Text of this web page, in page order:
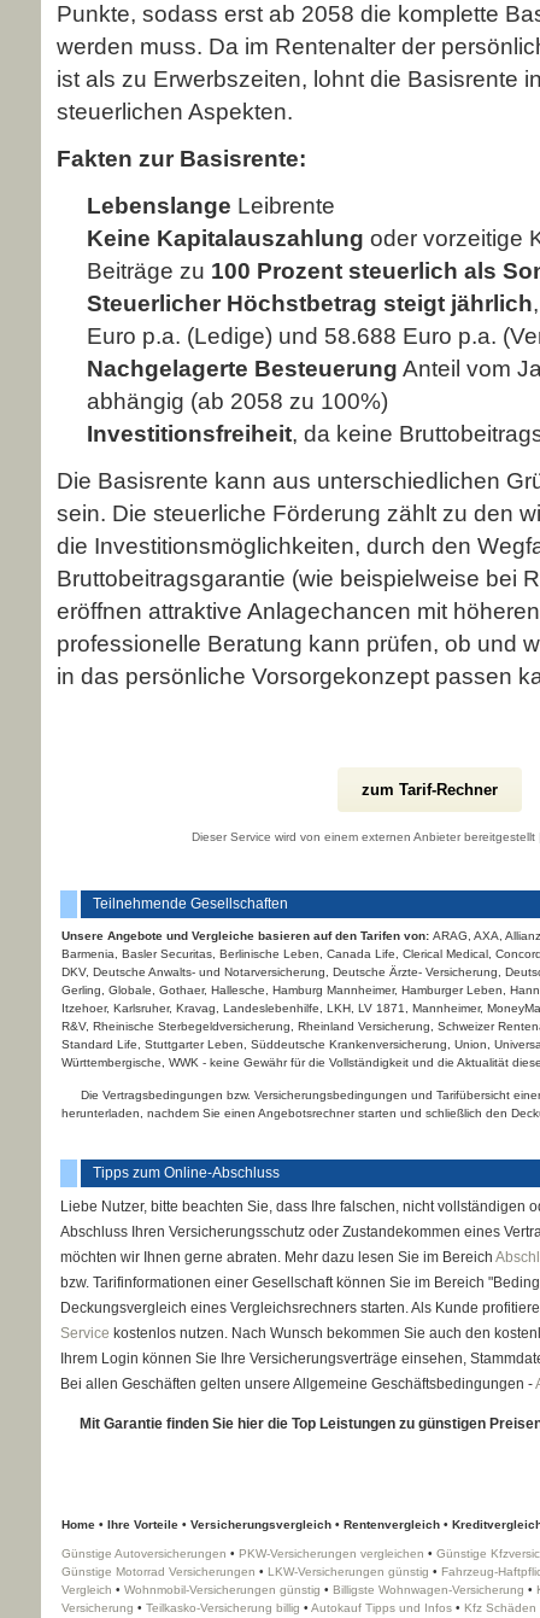
Punkte, sodass erst ab 2058 die komplette
werden muss. Da im Rentenalter der
ist als zu Erwerbszeiten, lohnt die Basisrente
steuerlichen Aspekten.
Fakten zur Basisrente:
Lebenslange Leibrente
Keine Kapitalauszahlung oder vorzeitige
Beiträge zu 100 Prozent steuerlich als
Steuerlicher Höchstbetrag steigt jährlich
Euro p.a. (Ledige) und 58.688 Euro p.a.
Nachgelagerte Besteuerung Anteil vom
abhängig (ab 2058 zu 100%)
Investitionsfreiheit, da keine
Die Basisrente kann aus unterschiedlichen
sein. Die steuerliche Förderung zählt zu den
die Investitionsmöglichkeiten, durch den
Bruttobeitragsgarantie (wie beispielweise bei
eröffnen attraktive Anlagechancen mit
professionelle Beratung kann prüfen, ob und
in das persönliche Vorsorgekonzept passen
zum Tarif-Rechner
Dieser Service wird von einem externen Anbieter
Teilnehmende Gesellschaften
Unsere Angebote und Vergleiche basieren auf den Tarifen von: ARAG, AXA,
Barmenia, Basler Securitas, Berlinische Leben, Canada Life, Clerical Medical,
DKV, Deutsche Anwalts- und Notarversicherung, Deutsche Ärzte- Versicherung,
Gerling, Globale, Gothaer, Hallesche, Hamburg Mannheimer, Hamburger Leben,
Itzehoer, Karlsruher, Kravag, Landeslebenhilfe, LKH, LV 1871, Mannheimer,
R&V, Rheinische Ster­be­geldversicherung, Rheinland Versicherung, Schweizer
Standard Life, Stuttgarter Leben, Süddeutsche Kranken­ver­si­che­rung, Union,
Württembergische, WWK - keine Gewähr für die Vollständigkeit und die Aktualität
Die Vertragsbedingungen bzw. Versicherungsbedingungen und Tarifübersicht
herunterladen, nachdem Sie einen Angebotsrechner starten und schließlich den
Tipps zum Online-Abschluss
Liebe Nutzer, bitte beachten Sie, dass Ihre falschen, nicht
Abschluss Ihren Versicherungsschutz oder Zustandekommen eines
möchten wir Ihnen gerne abraten. Mehr dazu lesen Sie im Bereich
bzw. Tarifinformationen einer Gesellschaft können Sie im Bereich
Deckungsvergleich eines Vergleichsrechners starten. Als Kunde
Service kostenlos nutzen. Nach Wunsch bekommen Sie auch den
Ihrem Login können Sie Ihre Versicherungsverträge einsehen,
Bei allen Geschäften gelten unsere Allgemeine Geschäftsbedingungen -
Mit Garantie finden Sie hier die Top Leistungen zu günstigen
Home • Ihre Vorteile • Versicherungsvergleich • Rentenvergleich •
Günstige Auto­ver­si­che­rungen • PKW-Versicherungen ver­gleichen • Günstige
Günstige Motorrad Versicherungen • LKW-Versicherungen günstig • Fahrzeug-
Vergleich • Wohnmobil-Versicherungen günstig • Billigste Wohnwagen-Versicherung •
Versicherung • Teilkasko-Versicherung billig • Autokauf Tipps und Infos • Kfz Schäden